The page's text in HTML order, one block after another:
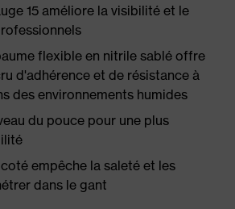
15 améliore la visibilité et le
flexible en nitrile sablé offre
d'adhérence et de résistance à
des environnements humides
du pouce pour une plus
empêche la saleté et les
dans le gant